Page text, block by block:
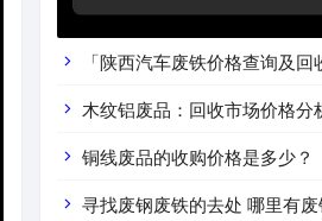
「陕西汽车废铁价格查询及回
道分析」 陕西车辆废铁价是什么
木纹铝废品：回收市场价格分
铜线废品的收购价格是多少？
寻找废钢废铁的去处 哪里有废钢废